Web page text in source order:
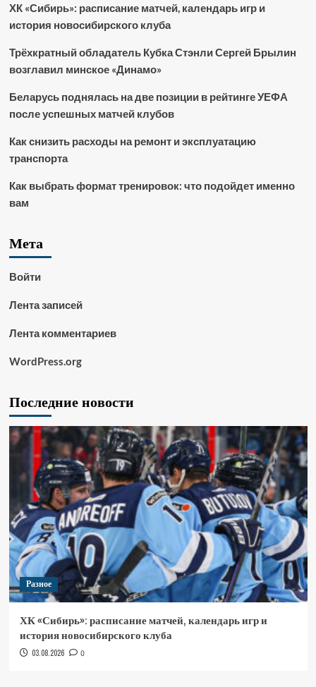
ХК «Сибирь»: расписание матчей, календарь игр и
история новосибирского клуба
Трёхкратный обладатель Кубка Стэнли Сергей Брылин
возглавил минское «Динамо»
Беларусь поднялась на две позиции в рейтинге УЕФА
после успешных матчей клубов
Как снизить расходы на ремонт и эксплуатацию
транспорта
Как выбрать формат тренировок: что подойдет именно
вам
Мета
Войти
Лента записей
Лента комментариев
WordPress.org
Последние новости
Разное
ХК «Сибирь»: расписание матчей, календарь игр и
история новосибирского клуба
03.08.2026 0